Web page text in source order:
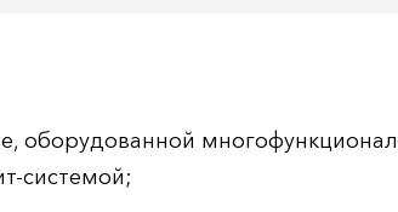
оборудованной
системой;